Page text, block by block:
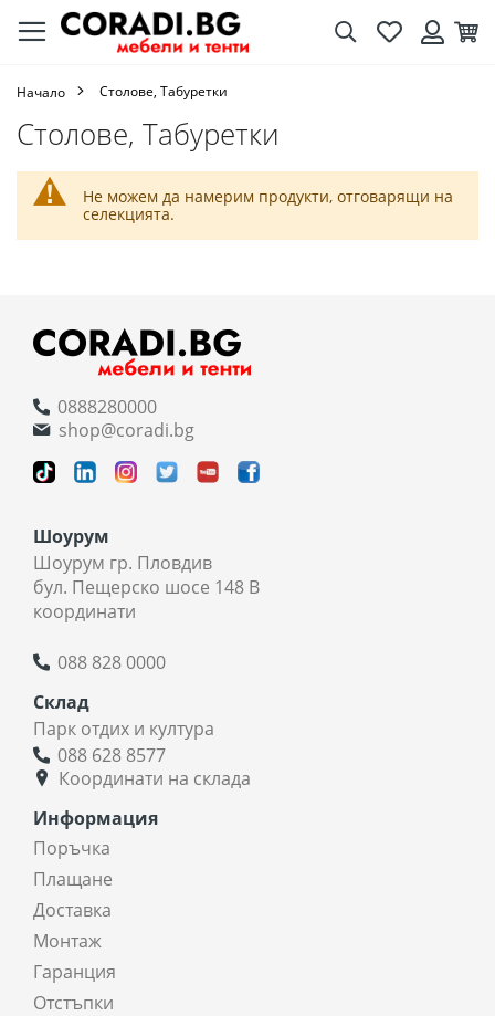
ТърсенеЛюбими
Начало Столове, Табуретки
Столове, Табуретки
Не можем да намерим продукти, отговарящи на
селекцията.
0888280000
shop@coradi.bg
Шоурум
Шоурум гр. Пловдив
бул. Пещерско шосе 148 В
координати
088 828 0000
Склад
Парк отдих и култура
088 628 8577
Координати на склада
Информация
Поръчка
Плащане
Доставка
Монтаж
Гаранция
Отстъпки